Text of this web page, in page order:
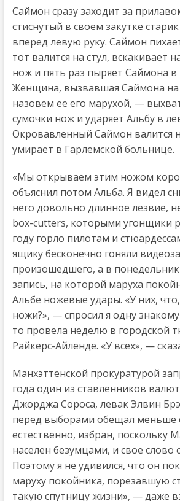
Саймон сразу заходит за
стиснутый в своем закутке
вперед левую руку. Саймон
тот валится на стул, вскакивает
нож и пять раз пыряет Саймона
Женщина, вызвавшая Саймона
назовем ее его марухой, —
сумочки нож и ударяет Альбу в
Окровавленный Саймон валится
умирает в Гарлемской больнице.
«Мы открываем этим ножом
объяснил потом Альба. Я видел
него довольно длинное лезвие,
box-cutters, которыми угонщики
году горло пилотам и
ящику бесконечно гоняли
произошедшего, а в
запись, на которой маруха
Альбе ножевые удары. «У них, что,
ножи?», — спросил я одну
то провела неделю в городской
Райкерс-Айленде. «У всех», —
Манхэттенской прокуратурой
года один из ставленников
Джорджа Сороса, левак Элвин
перед выборами обещал меньше
естественно, избран, поскольку
населен безумцами, и свое слово
Поэтому я не удивился, что он
маруху покойника, порезавшую
такую спутницу жизни», — даже